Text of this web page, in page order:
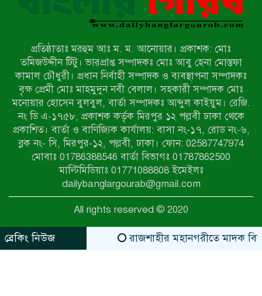
হিন্দু বৌদ্ধ খ্রিস্টান কল্যাণ ফ্রন্টের
নীলফামারী কমিটি নিয়ে প্রশ্ন, প্রতিবাদে
দরিয়ানগরে প্যারাসেইলিং দুর্ঘটনায় পর্যটক
নিহত: হত্যা মামলার প্রধান আসামি ঢাকায়
র‌্যাবের জালে
আদাচাকী দক্ষিণপাড়া ফ্রেন্ডস ক্লাবের
আয়োজনে ফুটবল টুর্নামেন্টের ফাইনাল
অনুষ্ঠিত
নওগাঁর বদলগাছীতে মানাপের
সচেতনতামূলক নাটক ‘পালাবদল’ মঞ্চস্থ
কিশোরদের মাদক-গেমের আসক্তি
ঠেকাতে, ‘এসো গড়ি নতুন দেশ’-এর
ফুটবল বিতরণ
প্রতিষ্ঠাতাঃ মরহুম আঃ ম. ম. আনোয়ার। প্রকাশক: মোঃ
তমিজউদ্দীন টিটু। ভারপ্রাপ্ত সম্পাদকঃ মোঃ আবু হেনা মোস্তফা
কামাল চৌধুরী। প্রধান নির্বাহী সম্পাদক ও ব্যবস্থাপনা সম্পাদকঃ
বৃক্ষ প্রেমী মোঃ মাহমুদুন নবী বেলাল। সহকারী সম্পাদক মোঃ
মনোয়ার হোসেন বুলবুল, বার্তা সম্পাদকঃ আব্দুল কাইয়ুম। রেজি.
নং ডি এ-১৭৫৮, প্রকাশক কর্তৃক মিরপুর ১২ পল্লবী ঢাকা থেকে
প্রকাশিত। বার্তা ও বাণিজ্যিক কার্যালয়: বাসা নং-১৭, রোড নং-৬,
ব্লক নং- সি, মিরপুর-১২, পল্লবী, ঢাকা। ফোন: 02587747974
মোবাঃ 01786388546 বার্তা বিভাগঃ 01787862500
মাল্টিমিডিয়াঃ 01771088808 ইমেইলঃ
dailybanglargourab@gmail.com
All rights reserved © 2020
ব্রেকিং নিউজ
রাজশাহীর মহানগরীতে মাদক